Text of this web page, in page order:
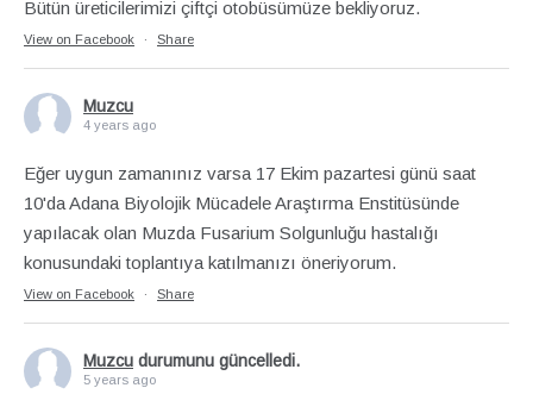
Bütün üreticilerimizi çiftçi otobüsümüze bekliyoruz.
View on Facebook · Share
Muzcu
4 years ago
Eğer uygun zamanınız varsa 17 Ekim pazartesi günü saat
10'da Adana Biyolojik Mücadele Araştırma Enstitüsünde
yapılacak olan Muzda Fusarium Solgunluğu hastalığı
konusundaki toplantıya katılmanızı öneriyorum.
View on Facebook · Share
Muzcu durumunu güncelledi.
5 years ago